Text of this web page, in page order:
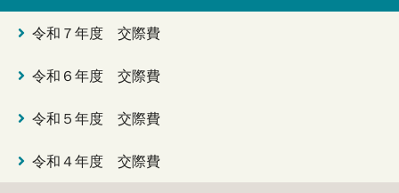
令和７年度 交際費
令和６年度 交際費
令和５年度 交際費
令和４年度 交際費